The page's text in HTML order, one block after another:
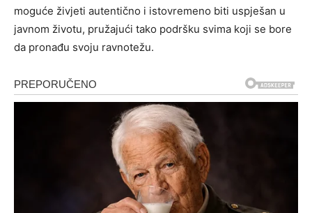
moguće živjeti autentično i istovremeno biti uspješan u
javnom životu, pružajući tako podršku svima koji se bore
da pronađu svoju ravnotežu.